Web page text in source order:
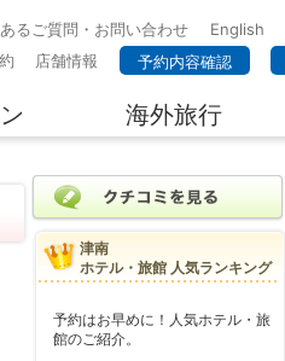
るご質問・お問い合わせ English
店舗情報 予約内容確認
海外旅行
津南
ホテル・旅館 人気ランキング
予約はお早めに！人気ホテル・旅
館のご紹介。